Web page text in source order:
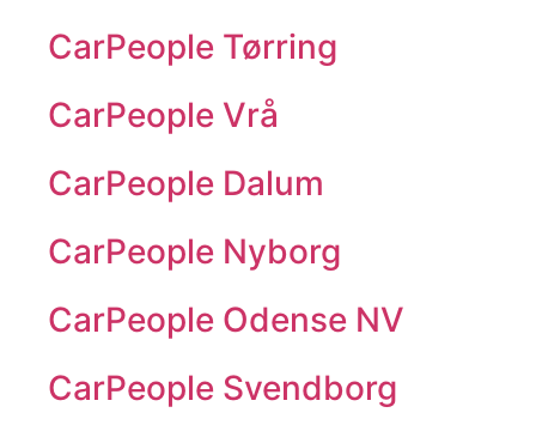
CarPeople Tørring
CarPeople Vrå
CarPeople Dalum
CarPeople Nyborg
CarPeople Odense NV
CarPeople Svendborg